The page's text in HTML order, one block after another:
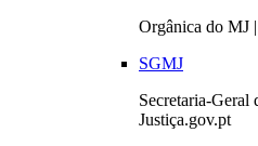
Orgânica do MJ
SGMJ
Secretaria-Geral
Justiça.gov.pt